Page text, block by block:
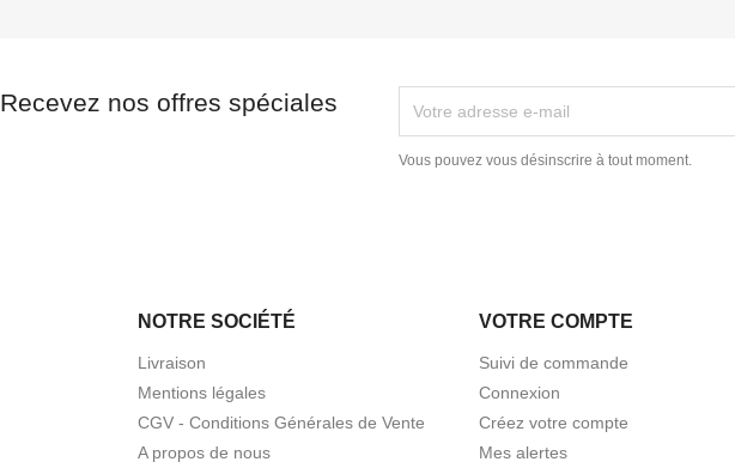
Recevez nos offres spéciales
Vous pouvez vous désinscrire à tout moment.
NOTRE SOCIÉTÉ
Livraison
Mentions légales
CGV - Conditions Générales de Vente
A propos de nous
VOTRE COMPTE
Suivi de commande
Connexion
Créez votre compte
Mes alertes